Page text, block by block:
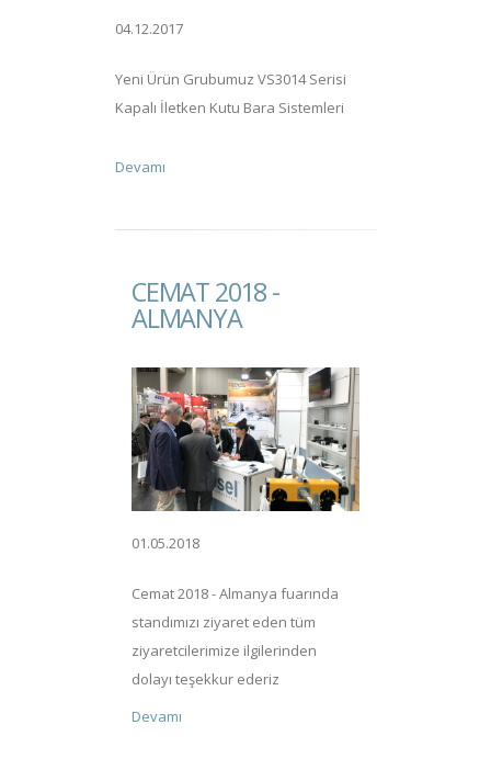
04.12.2017
Yeni Ürün Grubumuz VS3014 Serisi
Kapalı İletken Kutu Bara Sistemleri
Devamı
CEMAT 2018 -
ALMANYA
01.05.2018
Cemat 2018 - Almanya fuarında
standımızı ziyaret eden tüm
ziyaretcilerimize ilgilerinden
dolayı teşekkur ederiz
Devamı